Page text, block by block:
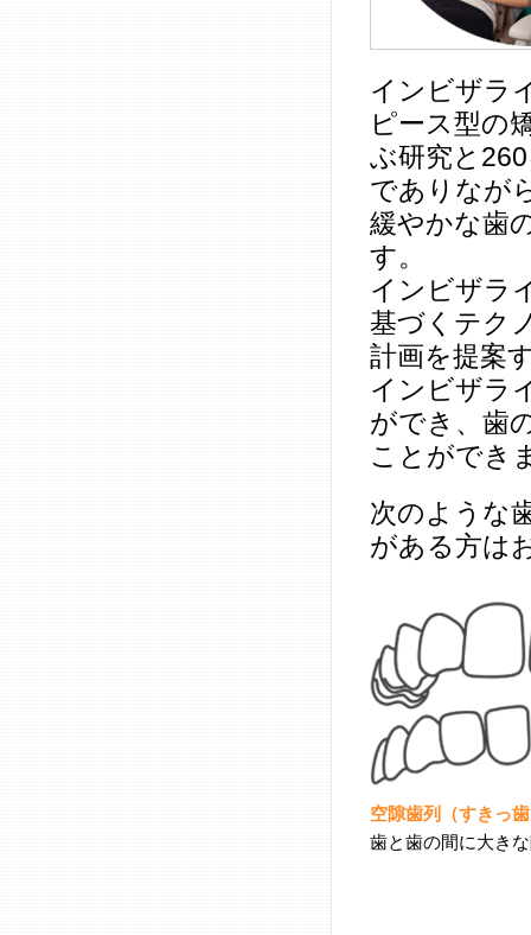
インビザラ
ピース型の
ぶ研究と
でありなが
緩やかな歯
す。
インビザラ
基づくテク
計画を提案
インビザラ
ができ、歯
ことができ
次のような
がある方は
空隙歯列（すきっ
歯と歯の間に大き